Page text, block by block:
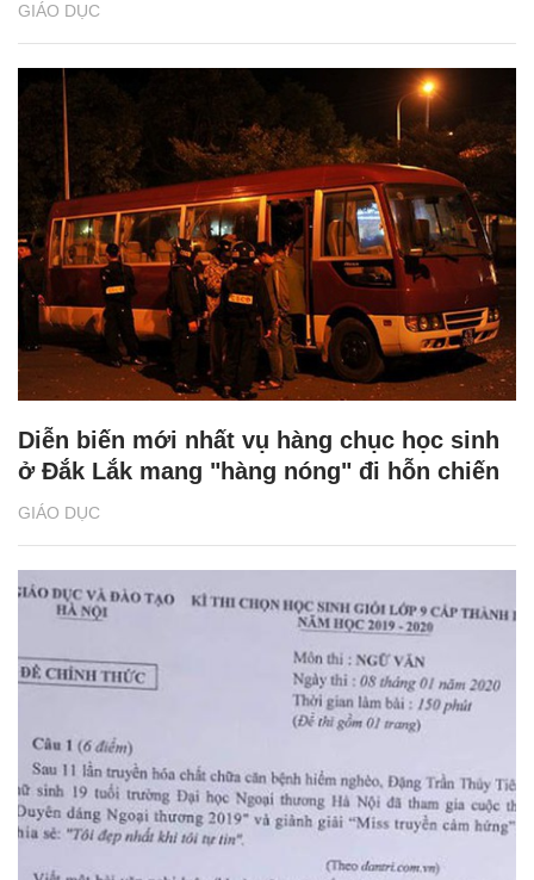
GIÁO DỤC
GIÁO DỤC
Diễn biến mới nhất vụ hàng chục học sinh
ở Đắk Lắk mang "hàng nóng" đi hỗn chiến